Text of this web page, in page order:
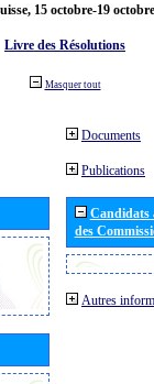
15 octobre-19
Livre des Résolutions
Masquer tout
Documents
Publications
Candidats
des
Autres